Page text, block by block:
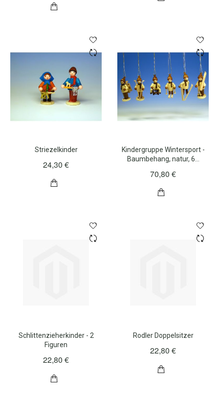
Striezelkinder
24,30 €
Kindergruppe Wintersport -
Baumbehang, natur, 6…
70,80 €
Schlittenzieherkinder - 2
Figuren
22,80 €
Rodler Doppelsitzer
22,80 €